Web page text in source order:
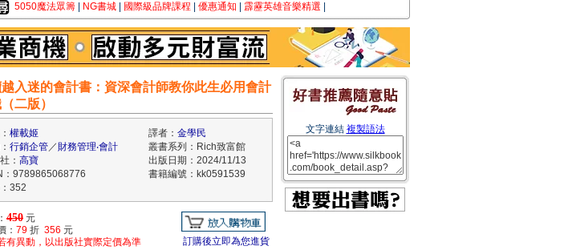
5050魔法眾籌 NG書城 國際級品牌課程 優惠通知 霹靂英雄音樂精選
入迷的會計書：資深會計師教你此生必用會計
二版）
權載姬 譯者： 金學民
行銷企管／財務管理‧會計
叢書系列：Rich致富館
： 高寶
出版日期：2024/11/13
：9789865068776
書籍編號：kk0591539
352
450 元
： 79 折 356 元
有異動，以出版社實際定價為準
訂購後立即為您進貨
文字連結 複製語法